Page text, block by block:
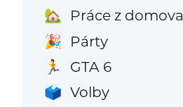
🏡 Práce z domova
🎉 Párty
🏃 GTA 6
🗳️ Volby